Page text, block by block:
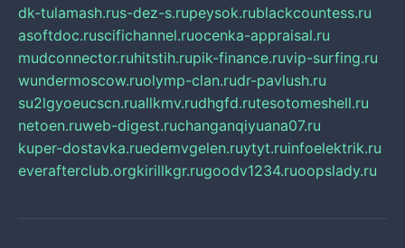
dk-tulamash.rus-dez-s.rupeysok.rublackcountess.ru
asoftdoc.ruscifichannel.ruocenka-appraisal.ru
mudconnector.ruhitstih.rupik-finance.ruvip-surfing.ru
wundermoscow.ruolymp-clan.rudr-pavlush.ru
su2lgyoeucscn.ruallkmv.rudhgfd.rutesotomeshell.ru
netoen.ruweb-digest.ruchanganqiyuana07.ru
kuper-dostavka.ruedemvgelen.ruytyt.ruinfoelektrik.ru
everafterclub.orgkirillkgr.rugoodv1234.ruoopslady.ru